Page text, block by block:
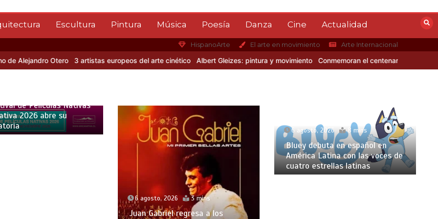
Escultura Pintura Música Poesía Danza Cine Actualidad
HispanoArte El arte en movimiento Arte Internacional
Otero 3 artistas europeos del arte cinético Albert Gleizes: pintura y movimiento Conmemoran el centenario del nacimiento
de Películas Nativas
2026 abre su
6 agosto, 2026 3 mins
Juan Gabriel regresa a los
6 agosto, 2026 8 mins
Bluey debuta en español en
América Latina con las voces de
cuatro estrellas latinas